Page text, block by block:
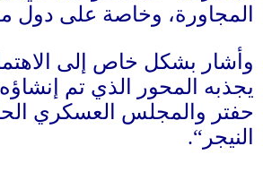
المجاورة، وخاصة على دول
وأشار بشكل خاص إلى
يجذبه المحور الذي تم
حفتر والمجلس العسكري
النيجر “.